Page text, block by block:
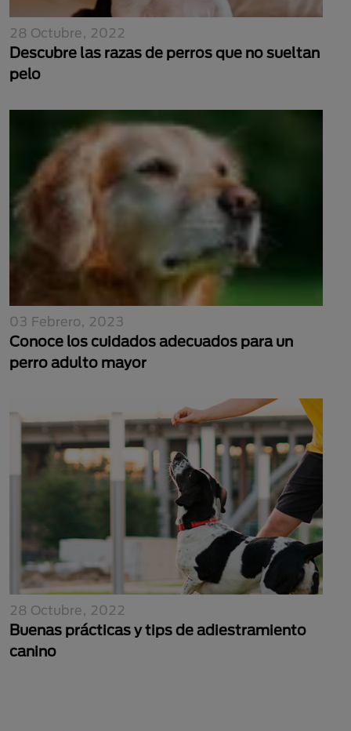
28 Octubre, 2022
Descubre las razas de perros que no sueltan
pelo
03 Febrero, 2023
Conoce los cuidados adecuados para un
perro adulto mayor
28 Octubre, 2022
Buenas prácticas y tips de adiestramiento
canino